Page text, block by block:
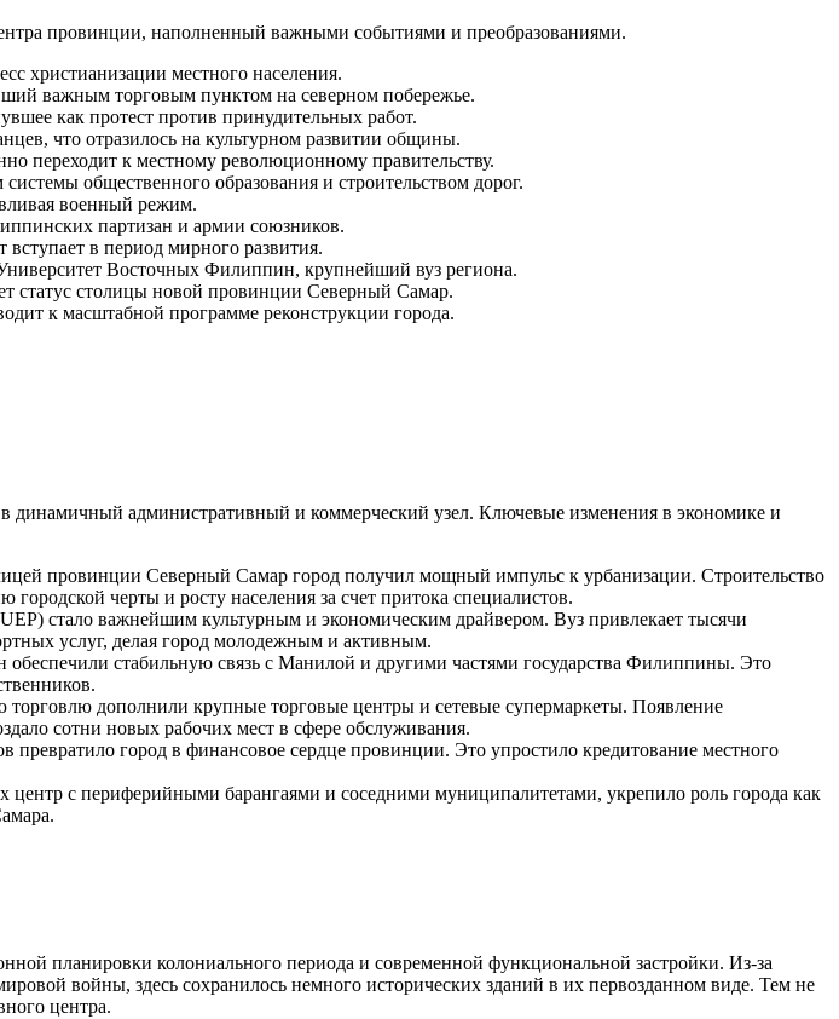
провинции, наполненный важными событиями и преобразованиями.
христианизации местного населения.
важным торговым пунктом на северном побережье.
как протест против принудительных работ.
что отразилось на культурном развитии общины.
переходит к местному революционному правительству.
общественного образования и строительством дорог.
военный режим.
партизан и армии союзников.
в период мирного развития.
Восточных Филиппин, крупнейший вуз региона.
статус столицы новой провинции Северный Самар.
к масштабной программе реконструкции города.
динамичный административный и коммерческий узел. Ключевые изменения в экономике и
провинции Северный Самар город получил мощный импульс к урбанизации. Строительство
черты и росту населения за счет притока специалистов.
стало важнейшим культурным и экономическим драйвером. Вуз привлекает тысячи
услуг, делая город молодежным и активным.
обеспечили стабильную связь с Манилой и другими частями государства Филиппины. Это
дополнили крупные торговые центры и сетевые супермаркеты. Появление
сотни новых рабочих мест в сфере обслуживания.
город в финансовое сердце провинции. Это упростило кредитование местного
с периферийными барангаями и соседними муниципалитетами, укрепило роль города как
планировки колониального периода и современной функциональной застройки. Из-за
войны, здесь сохранилось немного исторических зданий в их первозданном виде. Тем не
центра.